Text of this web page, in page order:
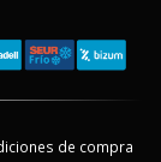
de compra